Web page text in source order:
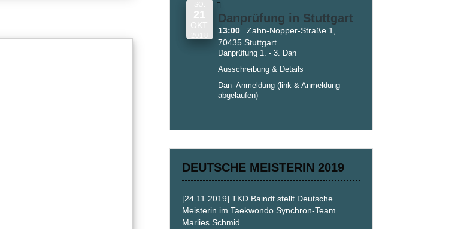
SO.
21
OKT.
Danprüfung in Stuttgart
13:00
Zahn-Nopper-Straße 1,
70435 Stuttgart
Danprüfung 1. - 3. Dan
Ausschreibung & Details
Dan- Anmeldung (link & Anmeldung
abgelaufen)
DEUTSCHE MEISTERIN 2019
[24.11.2019] TKD Baindt stellt Deutsche
Meisterin im Taekwondo Synchron-Team
Marlies Schmid